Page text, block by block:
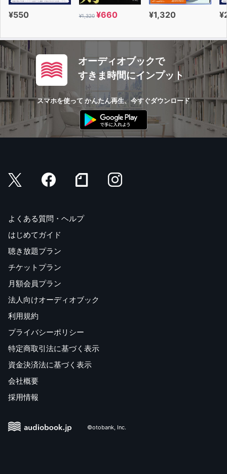
¥550 ¥1,320 ¥660 ¥1,320
オーディオブックで
すきま時間にインプット
スマホを使って かんたん再生、今すぐダウンロード
よくある質問・ヘルプ
はじめてガイド
聴き放題プラン
チケットプラン
月額会員プラン
法人向けオーディオブック
利用規約
プライバシーポリシー
特定商取引法に基づく表示
資金決済法に基づく表示
会社概要
採用情報
©otobank, Inc.